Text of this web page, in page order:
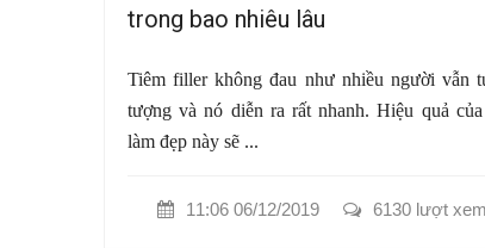
trong bao nhiêu lâu
Tiêm filler không đau như nhiều người vẫn
tượng và nó diễn ra rất nhanh. Hiệu quả
làm đẹp này sẽ ...
11:06 06/12/2019 6130 lượt xem